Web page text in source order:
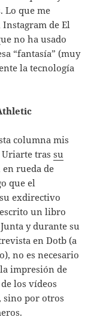
Lo que me
de El
no ha usado
“fantasía” (muy
la tecnología
columna mis
Uriarte trassu
en rueda de
que el
exdirectivo
un libro
y durante su
en Dotb (a
no es necesario
impresión de
los vídeos
sino por otros